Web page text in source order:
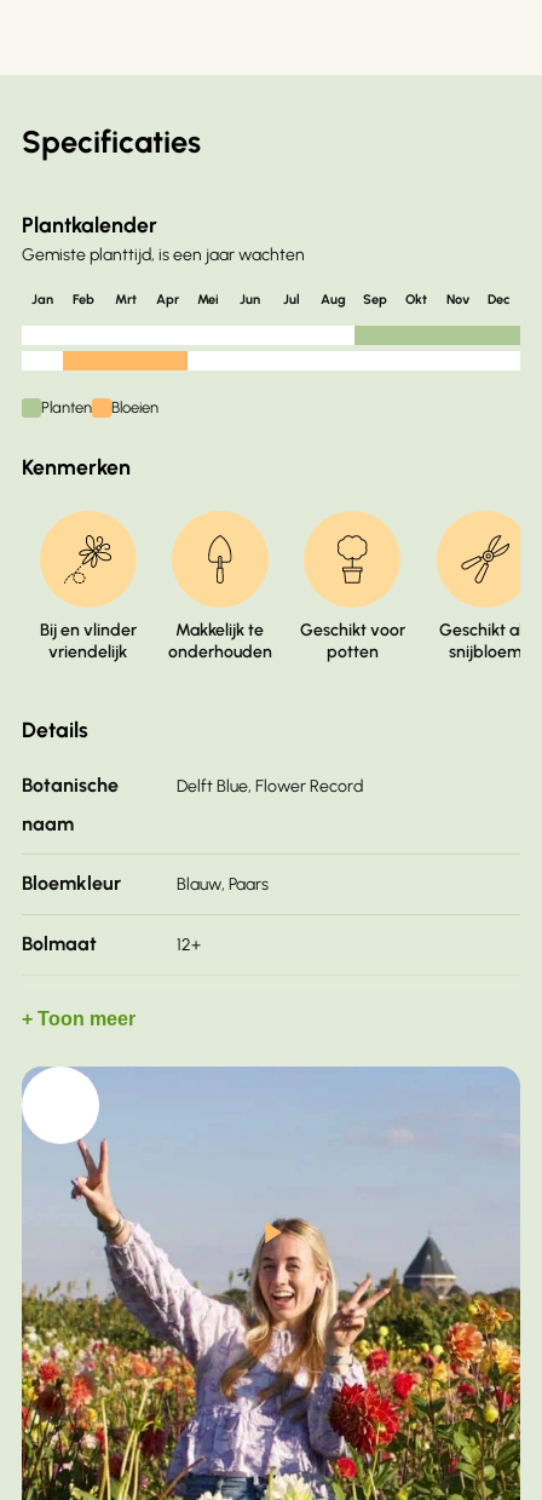
Specificaties
Plantkalender
Gemiste planttijd, is een jaar wachten
Jan Feb Mrt Apr Mei Jun Jul Aug Sep Okt Nov Dec
Planten Bloeien
Kenmerken
Bij en vlinder
vriendelijk
Makkelijk te
onderhouden
Geschikt voor
potten
Geschikt als
snijbloem
Details
Botanische
naam
Delft Blue, Flower Record
Bloemkleur Blauw, Paars
Bolmaat 12+
Bladkleur
Plantafstand
Plantdiepte
Grondsoort Goed doorlatende grond
Waterbehoefte Regelmatig
Standplaats Volle zon tot halfschaduw
+ Toon meer
Play
Video
On our family farm, we’ve been carefully cultivating
the finest dahlias since 1950. Quality is always our top